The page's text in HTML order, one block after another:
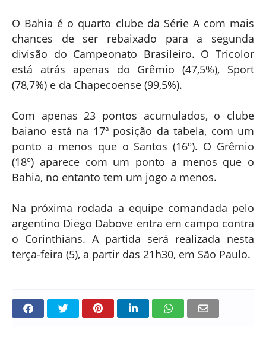
O Bahia é o quarto clube da Série A com mais
chances de ser rebaixado para a segunda
divisão do Campeonato Brasileiro. O Tricolor
está atrás apenas do Grêmio (47,5%), Sport
(78,7%) e da Chapecoense (99,5%).
Com apenas 23 pontos acumulados, o clube
baiano está na 17ª posição da tabela, com um
ponto a menos que o Santos (16º). O Grêmio
(18º) aparece com um ponto a menos que o
Bahia, no entanto tem um jogo a menos.
Na próxima rodada a equipe comandada pelo
argentino Diego Dabove entra em campo contra
o Corinthians. A partida será realizada nesta
terça-feira (5), a partir das 21h30, em São Paulo.